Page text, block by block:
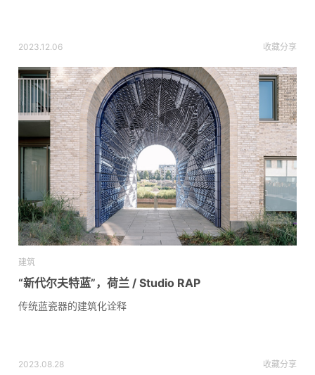
2023.12.06 收藏分享
建筑
“新代尔夫特蓝”，荷兰 / Studio RAP
传统蓝瓷器的建筑化诠释
2023.08.28 收藏分享